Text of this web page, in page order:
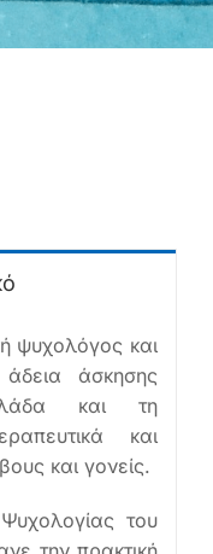
ψυχολόγος και
άσκησης
και τη
και
και γονείς.
του